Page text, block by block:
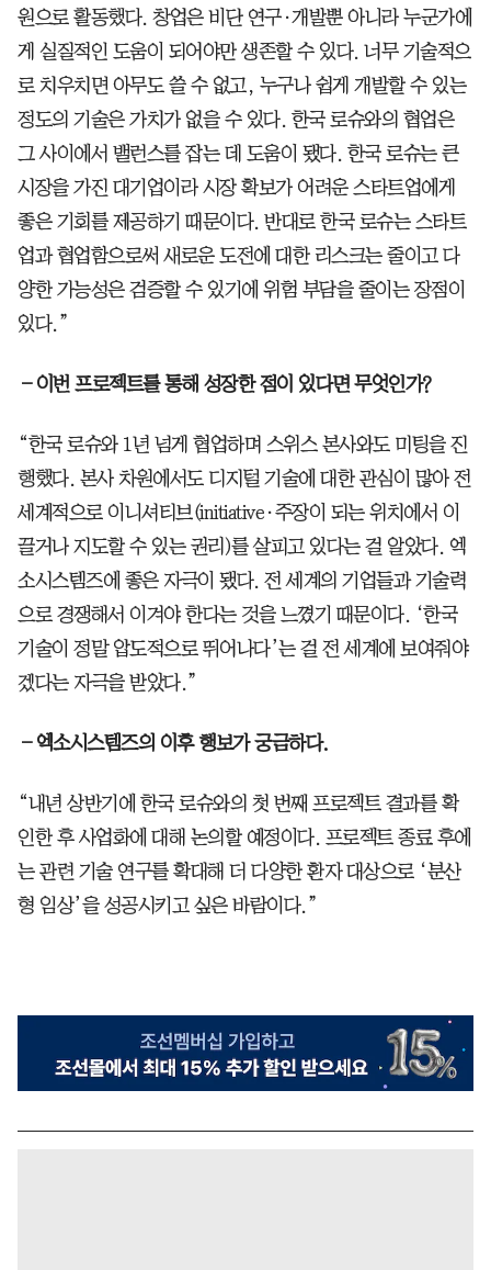
원으로 활동했다. 창업은 비단 연구·개발뿐 아니라 누군가에
게 실질적인 도움이 되어야만 생존할 수 있다. 너무 기술적으
로 치우치면 아무도 쓸 수 없고, 누구나 쉽게 개발할 수 있는
정도의 기술은 가치가 없을 수 있다. 한국 로슈와의 협업은
그 사이에서 밸런스를 잡는 데 도움이 됐다. 한국 로슈는 큰
시장을 가진 대기업이라 시장 확보가 어려운 스타트업에게
좋은 기회를 제공하기 때문이다. 반대로 한국 로슈는 스타트
업과 협업함으로써 새로운 도전에 대한 리스크는 줄이고 다
양한 가능성은 검증할 수 있기에 위험 부담을 줄이는 장점이
있다.”
―이번 프로젝트를 통해 성장한 점이 있다면 무엇인가?
“한국 로슈와 1년 넘게 협업하며 스위스 본사와도 미팅을 진
행했다. 본사 차원에서도 디지털 기술에 대한 관심이 많아 전
세계적으로 이니셔티브(initiative·주장이 되는 위치에서 이
끌거나 지도할 수 있는 권리)를 살피고 있다는 걸 알았다. 엑
소시스템즈에 좋은 자극이 됐다. 전 세계의 기업들과 기술력
으로 경쟁해서 이겨야 한다는 것을 느꼈기 때문이다. ‘한국
기술이 정말 압도적으로 뛰어나다’는 걸 전 세계에 보여줘야
겠다는 자극을 받았다.”
―엑소시스템즈의 이후 행보가 궁금하다.
“내년 상반기에 한국 로슈와의 첫 번째 프로젝트 결과를 확
인한 후 사업화에 대해 논의할 예정이다. 프로젝트 종료 후에
는 관련 기술 연구를 확대해 더 다양한 환자 대상으로 ‘분산
형 임상’을 성공시키고 싶은 바람이다.”